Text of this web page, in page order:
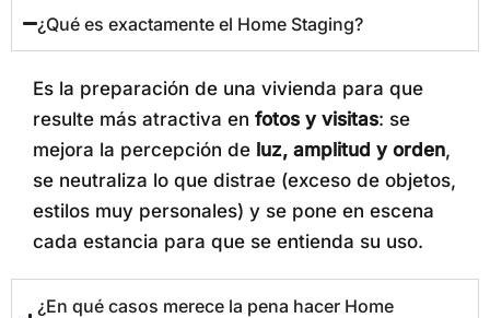
¿Qué es exactamente el Home Staging?
Es la preparación de una vivienda para que
resulte más atractiva en fotos y visitas: se
mejora la percepción de luz, amplitud y orden,
se neutraliza lo que distrae (exceso de objetos,
estilos muy personales) y se pone en escena
cada estancia para que se entienda su uso.
¿En qué casos merece la pena hacer Home